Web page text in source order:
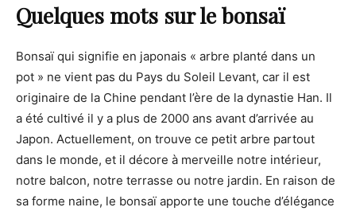
Quelques mots sur le bonsaï
Bonsaï qui signifie en japonais « arbre planté dans un
pot » ne vient pas du Pays du Soleil Levant, car il est
originaire de la Chine pendant l’ère de la dynastie Han. Il
a été cultivé il y a plus de 2000 ans avant d’arrivée au
Japon. Actuellement, on trouve ce petit arbre partout
dans le monde, et il décore à merveille notre intérieur,
notre balcon, notre terrasse ou notre jardin. En raison de
sa forme naine, le bonsaï apporte une touche d’élégance